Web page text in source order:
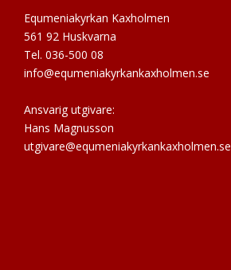
Equmeniakyrkan Kaxholmen
561 92 Huskvarna
Tel. 036-500 08
info@equmeniakyrkankaxholmen.se
Ansvarig utgivare:
Hans Magnusson
utgivare@equmeniakyrkankaxholmen.se